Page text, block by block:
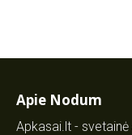
Apie Nodum
Apkasai.lt -